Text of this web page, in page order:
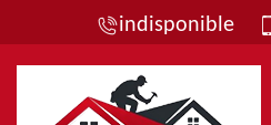
indisponible